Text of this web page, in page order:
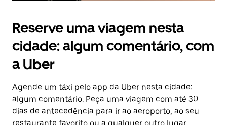
Reserve uma viagem nesta
cidade: algum comentário, com
a Uber
Agende um táxi pelo app da Uber nesta cidade:
algum comentário. Peça uma viagem com até 30
dias de antecedência para ir ao aeroporto, ao seu